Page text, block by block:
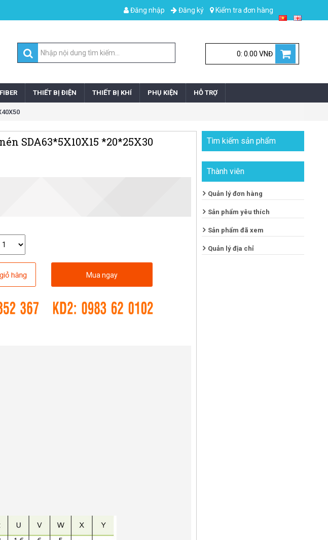
Kiểm tra đơn hàng
Đăng ký
Đăng nhập
0: 0.00 VNĐ
THIẾT BỊ ĐIỆN THIẾT BỊ KHÍ PHỤ KIỆN HỖ TRỢ
SDA63*5X10X15 *20*25X30
Mua ngay
Tìm kiếm sản phẩm
Thành viên
Quản lý đơn hàng
Sản phẩm yêu thích
Sản phẩm đã xem
Quản lý địa chỉ